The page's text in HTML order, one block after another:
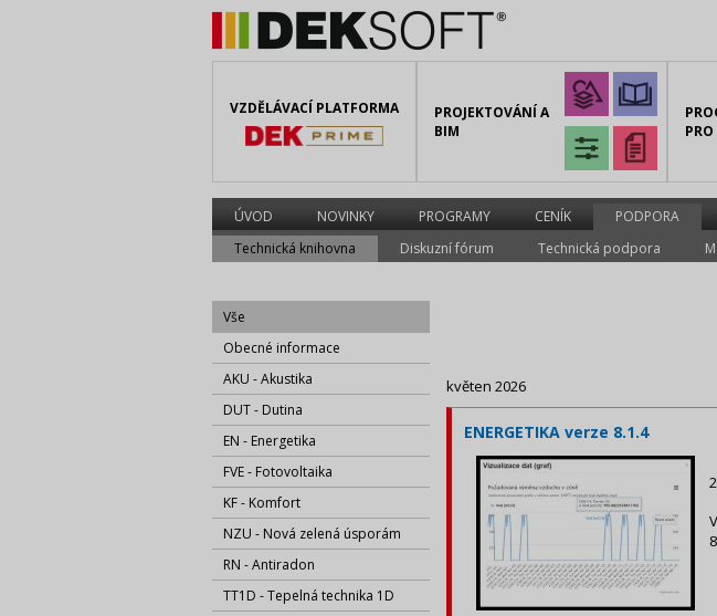
VZDĚLÁVACÍ PLATFORMA
PROJEKTOVÁNÍ A
BIM
ÚVOD NOVINKY PROGRAMY CENÍK PODPORA
Technická knihovna
Diskuzní fórum Technická podpora
Vše
Obecné informace
AKU - Akustika
DUT - Dutina
EN - Energetika
FVE - Fotovoltaika
KF - Komfort
NZU - Nová zelená úsporám
RN - Antiradon
TT1D - Tepelná technika 1D
květen 2026
ENERGETIKA verze 8.1.4